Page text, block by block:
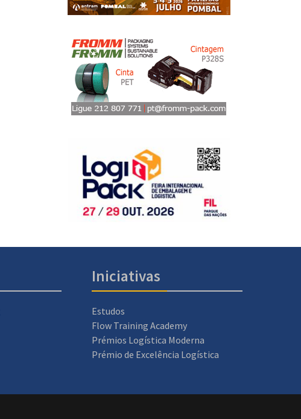
Iniciativas
Estudos
Flow Training Academy
Prémios Logística Moderna
Prémio de Excelência Logística